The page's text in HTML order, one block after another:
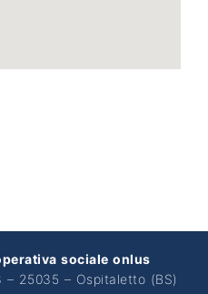
sociale onlus
25035 – Ospitaletto (BS)